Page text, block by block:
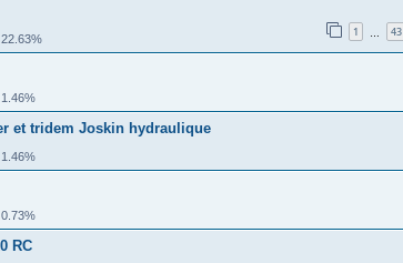
1 43
et tridem Joskin hydraulique
RC